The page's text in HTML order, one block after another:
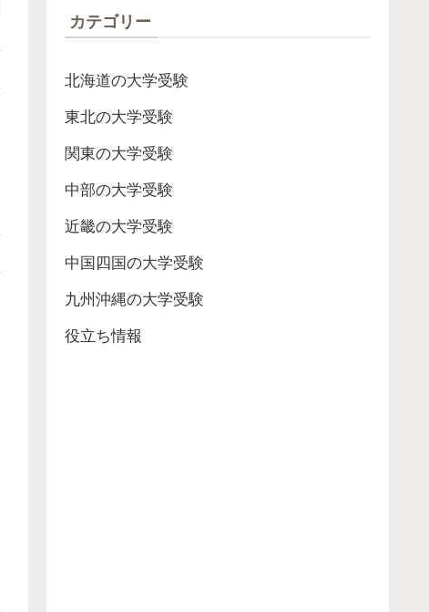
カテゴリー
北海道の大学受験
東北の大学受験
関東の大学受験
中部の大学受験
近畿の大学受験
中国四国の大学受験
九州沖縄の大学受験
役立ち情報